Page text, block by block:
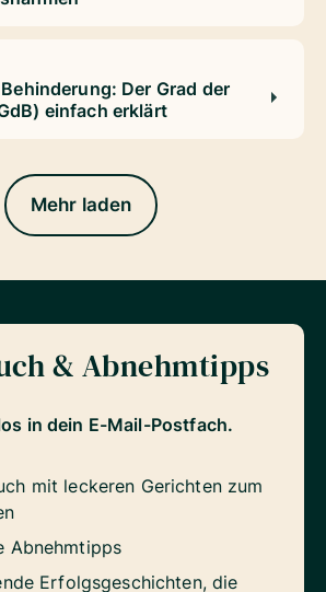
Der Grad der
einfach erklärt
Mehr laden
& Abnehmtipps
in dein E-Mail-Postfach.
mit leckeren Gerichten zum
Abnehmtipps
Erfolgsgeschichten, die